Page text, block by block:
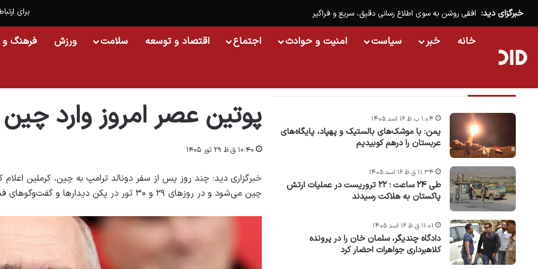
برای خبرگزای دید: افقی روشن به سوی اطلاع رسانی دقیق، سریع و فراگیر
خانه خبر سیاست امنیت و حوادث اجتماع اقتصاد و توسعه سلامت ورزش فرهنگ و
پوتین عصر امروز وارد
۱۰:۴۰ ق.ظ ۲۹ ثور ۱۴۰۵
خبرگزاری دید: چند روز پس از سفر دونالد ترامپ به چین، کرملین
چین می‌شود و در روزهای ۲۹ و ۳۰ ثور در پکن دیدارها و گفت‌وگوهای فشرده‌ای خواهد داشت.
یمن: با موشک‌های بالستیک و پهپاد، پایگاه‌های
عربستان را درهم کوبیدیم
۱:۰۴ ب.ظ ۱۶ اسد ۱۴۰۵
طی ۲۴ ساعت ؛ ۲۲ تروریست در عملیات ارتش
پاکستان به هلاکت رسیدند
۱۱:۳۴ ق.ظ ۱۶ اسد ۱۴۰۵
دادگاه چندیگر، سلمان خان را در پرونده
کلاهبرداری جواهرات احضار کرد
۱۱:۰۱ ق.ظ ۱۶ اسد ۱۴۰۵